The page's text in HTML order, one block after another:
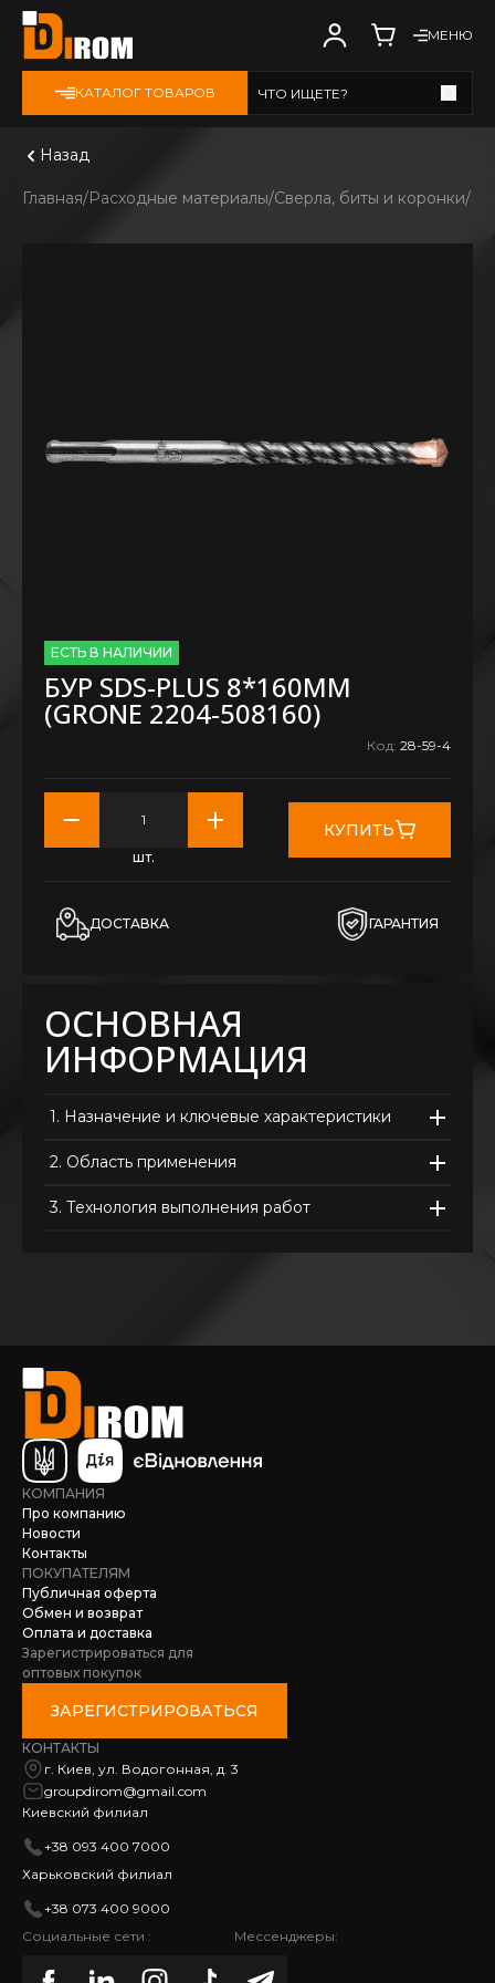
МЕНЮ
КАТАЛОГ ТОВАРОВ ЧТО ИЩЕТЕ?
Назад
Главная Расходные материалы Сверла, биты и коронки
ЕСТЬ В НАЛИЧИИ
БУР SDS-PLUS 8*160MM
(GRONE 2204-508160)
Код: 28-59-4
шт.
КУПИТЬ
ДОСТАВКА ГАРАНТИЯ
ОСНОВНАЯ
ИНФОРМАЦИЯ
1. Назначение и ключевые характеристики
2. Область применения
3. Технология выполнения работ
КОМПАНИЯ
Про компанию
Новости
Контакты
ПОКУПАТЕЛЯМ
Публичная оферта
Обмен и возврат
Оплата и доставка
Зарегистрироваться для
оптовых покупок
ЗАРЕГИСТРИРОВАТЬСЯ
КОНТАКТЫ
г. Киев, ул. Водогонная, д. 3
groupdirom@gmail.com
Киевский филиал
+38 093 400 7000
Харьковский филиал
+38 073 400 9000
Социальные сети :
Мессенджеры: